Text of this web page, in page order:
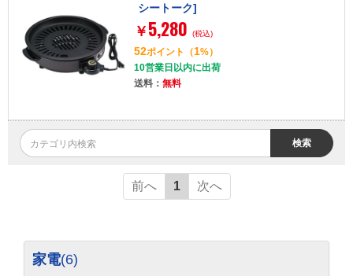
シートーク]
￥ 5,280 (税込)
52ポイント （1%）
10営業日以内に出荷
送料： 無料
検索
前へ 1 次へ
家電(6)